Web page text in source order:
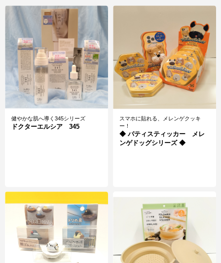
健やかな肌へ導く345シリーズ
ドクターエルシア 345
スマホに貼れる、メレンゲクッキ
ー！
◆ パティスティッカー メレ
ンゲドッグシリーズ ◆